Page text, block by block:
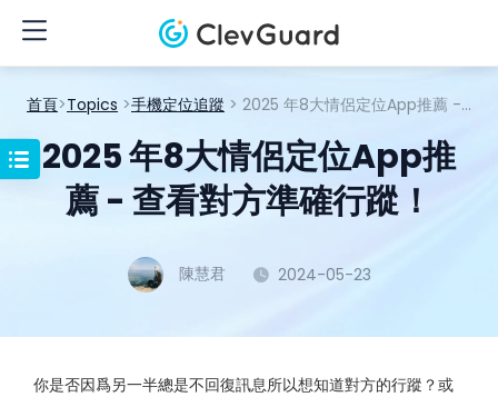
首頁>Topics >手機定位追蹤 > 2025 年8大情侶定位App推薦 - 查看對方準確行蹤！
2025 年8大情侶定位App推
薦 - 查看對方準確行蹤！
陳慧君 2024-05-23
你是否因爲另一半總是不回復訊息所以想知道對方的行蹤？或